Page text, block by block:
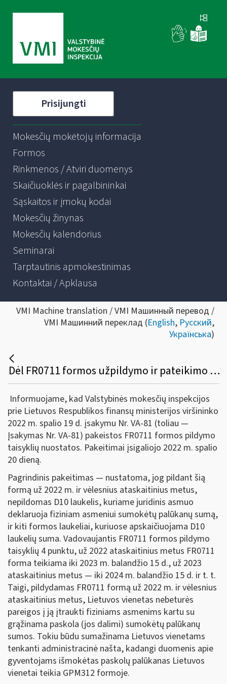
Prisijungti
Mokesčių mokėtojų informacija
Formos
Rinkmenos / Atviri duomenys
Skaičiuoklės ir pagalbininkai
Sąskaitos ir įmokų kodai
Mokesčių žinynas
Mokesčių kalendorius
Seminarai
Tarptautinis apmokestinimas
Kontaktai / Apklausa
VMI Machine translation / VMI Машинный перевод /
VMI Машинний переклад (English, Русский,
Українська)
Dėl FR0711 formos užpildymo ir pateikimo taisyklių pakeitimo
Informuojame, kad Valstybinės mokesčių inspekcijos
prie Lietuvos Respublikos finansų ministerijos viršininko
2022 m. spalio 19 d. įsakymu Nr. VA-81 (toliau —
Įsakymas Nr. VA-81) pakeistos FR0711 formos pildymo
taisyklių nuostatos. Pakeitimai įsigaliojo 2022 m. spalio
20 dieną.
Pagrindinis pakeitimas — nustatoma, jog pildant šią
formą už 2022 m. ir vėlesnius ataskaitinius metus,
nepildomas D10 laukelis, kuriame juridinis asmuo
deklaruoja fiziniam asmeniui sumokėtų palūkanų sumą,
ir kiti formos laukeliai, kuriuose apskaičiuojama D10
laukelių suma. Vadovaujantis FR0711 formos pildymo
taisyklių 4 punktu, už 2022 ataskaitinius metus FR0711
forma teikiama iki 2023 m. balandžio 15 d., už 2023
ataskaitinius metus — iki 2024 m. balandžio 15 d. ir t. t.
Taigi, pildydamas FR0711 formą už 2022 m. ir vėlesnius
ataskaitinius metus, Lietuvos vienetas nebeturės
pareigos į ją įtraukti fiziniams asmenims kartu su
grąžinama paskola (jos dalimi) sumokėtų palūkanų
sumos. Tokiu būdu sumažinama Lietuvos vienetams
tenkanti administracinė našta, kadangi duomenis apie
gyventojams išmokėtas paskolų palūkanas Lietuvos
vienetai teikia GPM312 formoje.